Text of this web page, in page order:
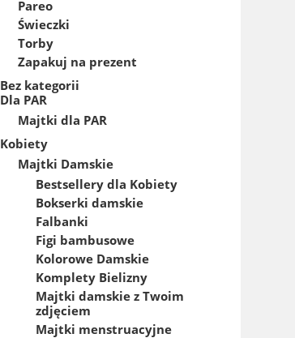
Pareo
Świeczki
Torby
Zapakuj na prezent
Bez kategorii
Dla PAR
Majtki dla PAR
Kobiety
Majtki Damskie
Bestsellery dla Kobiety
Bokserki damskie
Falbanki
Figi bambusowe
Kolorowe Damskie
Komplety Bielizny
Majtki damskie z Twoim
zdjęciem
Majtki menstruacyjne